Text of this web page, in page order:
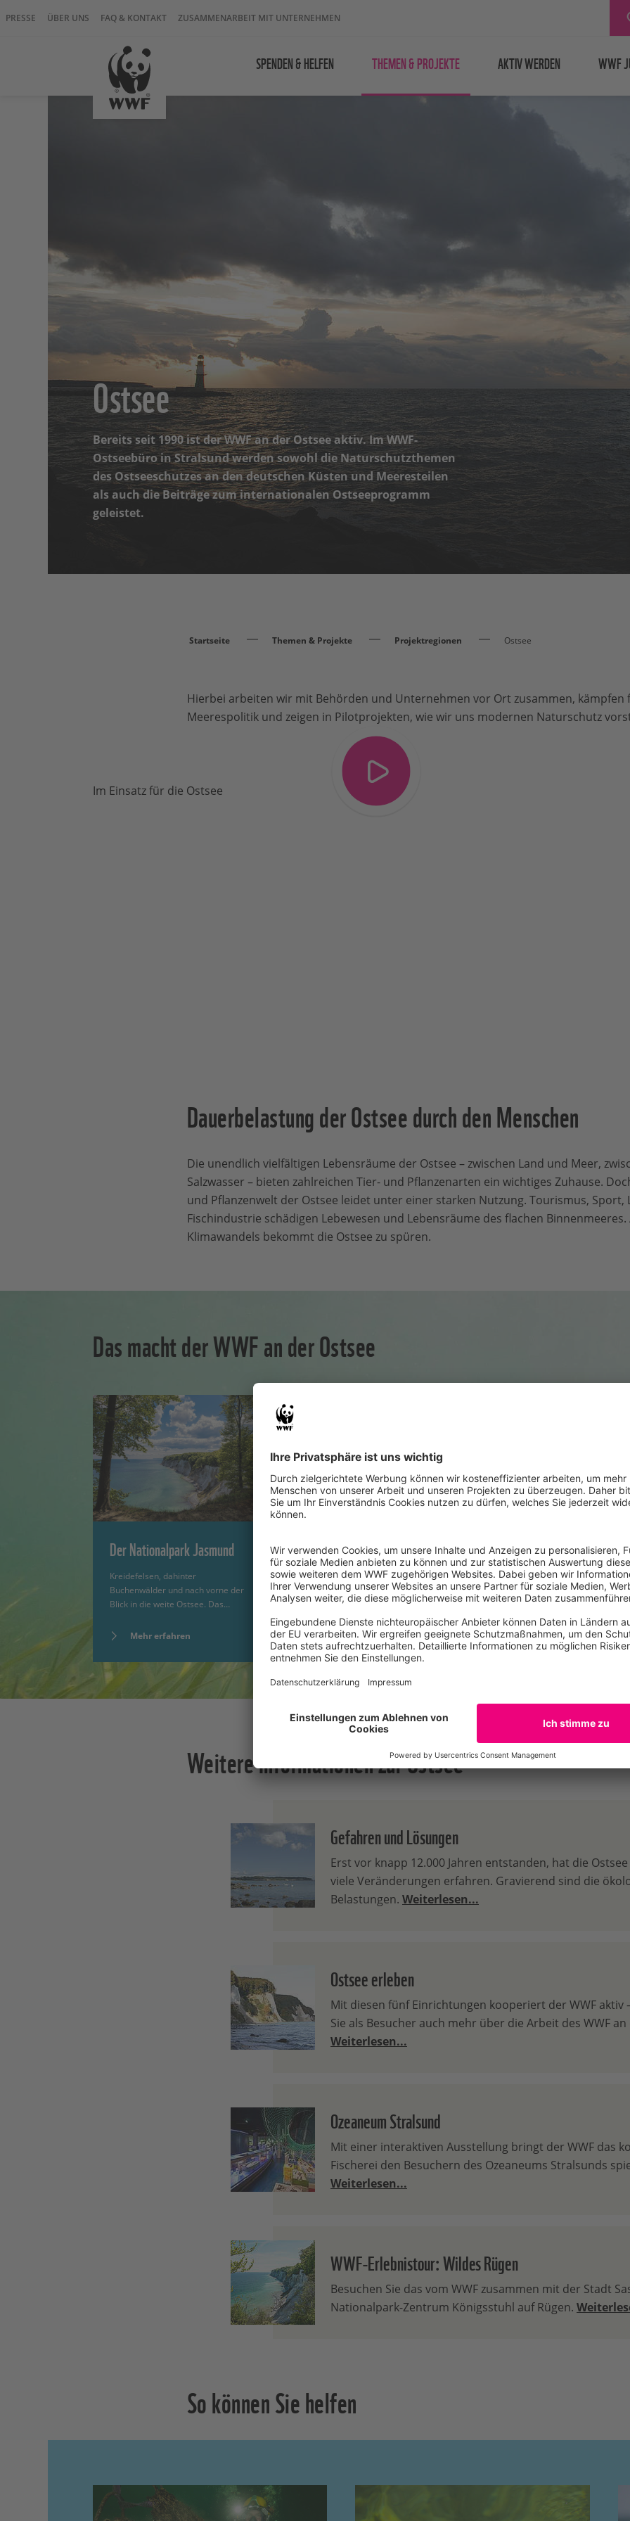
PRESSE ÜBER UNS FAQ & KONTAKT ZUSAMMENARBEIT MIT UNTERNEHMEN
SPENDEN & HELFEN THEMEN & PROJEKTE AKTIV WERDEN WWF
Ostsee
Bereits seit 1990 ist der WWF an der Ostsee aktiv. Im WWF-
Ostseebüro in Stralsund werden sowohl die Naturschutzthemen
des Ostseeschutzes an den deutschen Küsten und Meeresteilen
als auch die Beiträge zum internationalen Ostseeprogramm
geleistet.
Startseite Themen & Projekte Projektregionen Ostsee
Hierbei arbeiten wir mit Behörden und Unternehmen vor Ort zusammen, kämpfen
Meerespolitik und zeigen in Pilotprojekten, wie wir uns modernen Naturschutz
Im Einsatz für die Ostsee
Dauerbelastung der Ostsee durch den Menschen
Die unendlich vielfältigen Lebensräume der Ostsee – zwischen Land und Meer,
Salzwasser – bieten zahlreichen Tier- und Pflanzenarten ein wichtiges Zuhause.
und Pflanzenwelt der Ostsee leidet unter einer starken Nutzung. Tourismus,
Fischindustrie schädigen Lebewesen und Lebensräume des flachen Binnenmeeres.
Klimawandels bekommt die Ostsee zu spüren.
Das macht der WWF an der Ostsee
Der Nationalpark Jasmund
Kreidefelsen, dahinter
Buchenwälder und nach vorne der
Blick in die weite Ostsee. Das…
Mehr erfahren
WWF-Projekt: Schatzküste
An der Ostsee arbeitete der WWF
im Projekt „Schatzküste“ an einer
Revitalisierung von…
Mehr erfahren
Geisternetze bergen
Seit 2013 engagiert sich der
mit Bergungsaktionen gegen
Geisternetze in der Ostsee.
Mehr erfahren
Weitere Informationen zur Ostsee
Gefahren und Lösungen
Erst vor knapp 12.000 Jahren entstanden, hat die
viele Veränderungen erfahren. Gravierend sind die
Belastungen. Weiterlesen...
Ostsee erleben
Mit diesen fünf Einrichtungen kooperiert der WWF aktiv
Sie als Besucher auch mehr über die Arbeit des WWF an
Weiterlesen...
Ozeaneum Stralsund
Mit einer interaktiven Ausstellung bringt der WWF das
Fischerei den Besuchern des Ozeaneums Stralsunds
Weiterlesen...
WWF-Erlebnistour: Wildes Rügen
Besuchen Sie das vom WWF zusammen mit der Stadt
Nationalpark-Zentrum Königsstuhl auf Rügen.
So können Sie helfen